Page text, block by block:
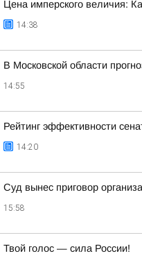
Цена имперского величия:
14:38
В Московской области
14:55
Рейтинг эффективности
14:20
Суд вынес приговор
15:58
Твой голос — сила России!